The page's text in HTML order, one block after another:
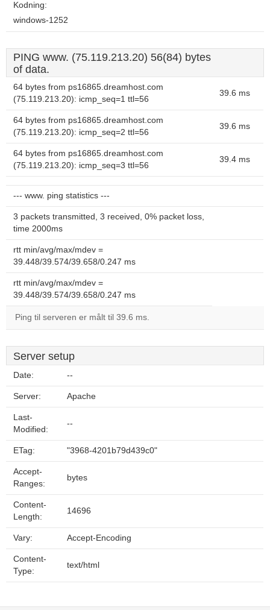
Kodning:
windows-1252
PING www. (75.119.213.20) 56(84) bytes
of data.
64 bytes from ps16865.dreamhost.com
(75.119.213.20): icmp_seq=1 ttl=56
39.6 ms
64 bytes from ps16865.dreamhost.com
(75.119.213.20): icmp_seq=2 ttl=56
39.6 ms
64 bytes from ps16865.dreamhost.com
(75.119.213.20): icmp_seq=3 ttl=56
39.4 ms
--- www. ping statistics ---
3 packets transmitted, 3 received, 0% packet loss,
time 2000ms
rtt min/avg/max/mdev =
39.448/39.574/39.658/0.247 ms
rtt min/avg/max/mdev =
39.448/39.574/39.658/0.247 ms
Ping til serveren er målt til 39.6 ms.
Server setup
Date: --
Server: Apache
Last-
Modified:
--
ETag: "3968-4201b79d439c0"
Accept-
Ranges:
bytes
Content-
Length:
14696
Vary: Accept-Encoding
Content-
Type:
text/html